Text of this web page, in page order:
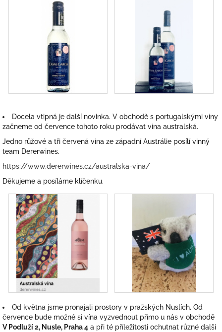
Docela vtipná je další novinka. V obchodě s portugalskými víny
začneme od července tohoto roku prodávat vína australská.
Jedno růžové a tři červená vína ze západní Austrálie posílí vinný
team Dererwines.
https://www.dererwines.cz/australska-vina/
Děkujeme a posíláme klíčenku.
Od května jsme pronajali prostory v pražských Nuslích. Od
července bude možné si vína vyzvednout přímo u nás v obchodě
V Podluží 2, Nusle, Praha 4 a při té příležitosti ochutnat různé další